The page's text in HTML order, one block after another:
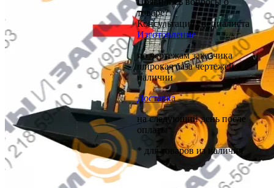
товаре?
Консультация специалиста
Изготовление
по чертежам заказчика
широкая база чертежей в
наличии
Доставка
на следующий день после
оплаты*
* для товаров из наличия